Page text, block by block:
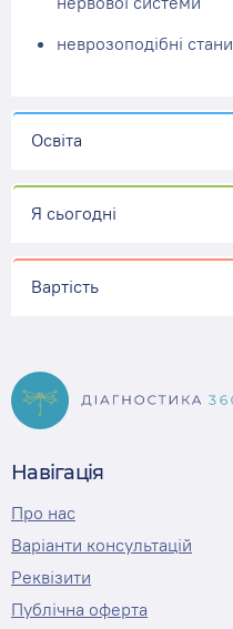
неврозоподібні стани
Освіта
Я сьогодні
Вартість
Навігація
Про нас
Варіанти консультацій
Реквізити
Публічна оферта